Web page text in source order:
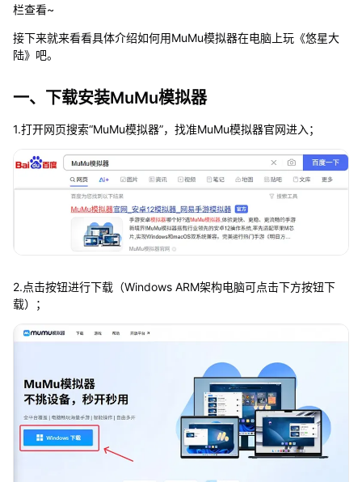
栏查看~
接下来就来看看具体介绍如何用MuMu模拟器在电脑上玩《悠星大
陆》吧。
一、下载安装MuMu模拟器
1.打开网页搜索“MuMu模拟器”，找准MuMu模拟器官网进入；
2.点击按钮进行下载（Windows ARM架构电脑可点击下方按钮下
载）；